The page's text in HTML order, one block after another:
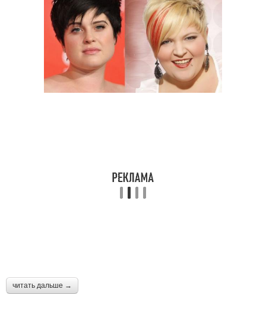
Стрижка с прядями Асимметричные челки
Стрижки для полных
читать дальше →